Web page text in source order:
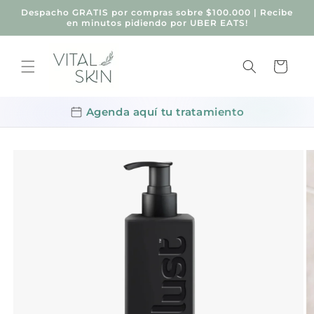
directamente
al contenido
Despacho GRATIS por compras sobre $100.000 | Recibe
en minutos pidiendo por UBER EATS!
Carrito
Agenda aquí tu tratamiento